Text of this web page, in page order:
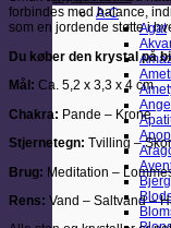
A-C
Agat
forbindes med balance,
som en jordende støtte i
Du køber den krystal på
Mål: Ca. 5,2 x 3,3 x 4 cm
Chakra: Pande – Krone
Stjernetegn: Tvilling –
Brug: Meditation –
Rens: Vand – Saltvand –